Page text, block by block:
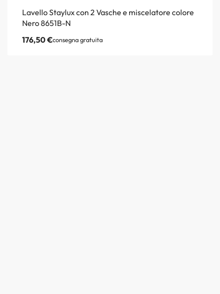
Lavello Staylux con 2 Vasche e miscelatore colore
Nero 8651B-N
176,50€consegna gratuita